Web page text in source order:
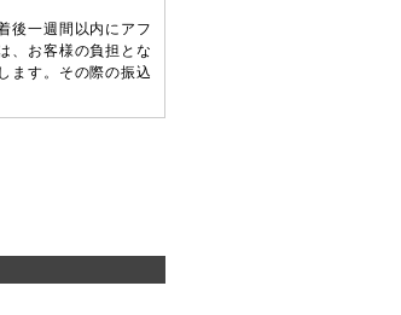
後一週間以内にアフ
、お客様の負担とな
ます。その際の振込